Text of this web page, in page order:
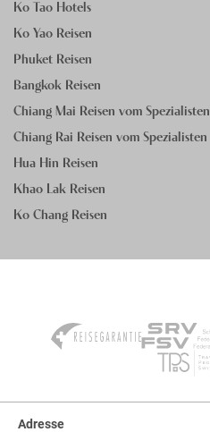
Ko Tao Hotels
Ko Yao Reisen
Phuket Reisen
Bangkok Reisen
Chiang Mai Reisen vom Spezialisten
Chiang Rai Reisen vom Spezialisten
Hua Hin Reisen
Khao Lak Reisen
Ko Chang Reisen
Adresse